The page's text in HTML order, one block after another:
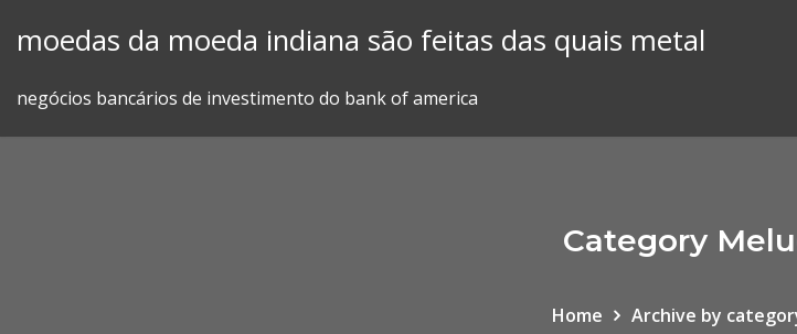
moedas da moeda indiana são feitas das quais metal
negócios bancários de investimento do bank of america
Category
Home Archive by